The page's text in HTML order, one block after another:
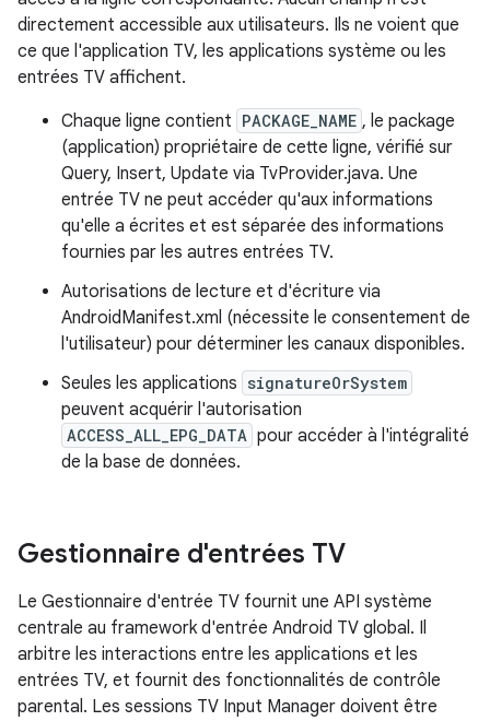
directement accessible aux utilisateurs. Ils ne voient que
ce que l'application TV, les applications système ou les
entrées TV affichent.
Chaque ligne contient PACKAGE_NAME , le package
(application) propriétaire de cette ligne, vérifié sur
Query, Insert, Update via TvProvider.java. Une
entrée TV ne peut accéder qu'aux informations
qu'elle a écrites et est séparée des informations
fournies par les autres entrées TV.
Autorisations de lecture et d'écriture via
AndroidManifest.xml (nécessite le consentement de
l'utilisateur) pour déterminer les canaux disponibles.
Seules les applications signatureOrSystem
peuvent acquérir l'autorisation
ACCESS_ALL_EPG_DATA pour accéder à l'intégralité
de la base de données.
Gestionnaire d'entrées TV
Le Gestionnaire d'entrée TV fournit une API système
centrale au framework d'entrée Android TV global. Il
arbitre les interactions entre les applications et les
entrées TV, et fournit des fonctionnalités de contrôle
parental. Les sessions TV Input Manager doivent être